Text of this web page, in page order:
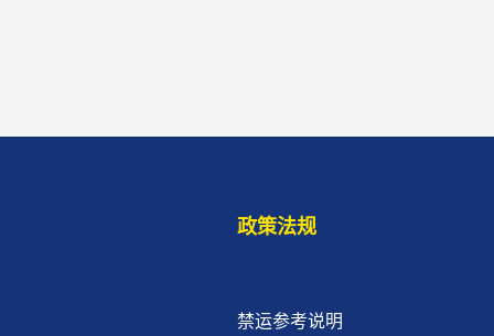
政策法规
禁运参考说明